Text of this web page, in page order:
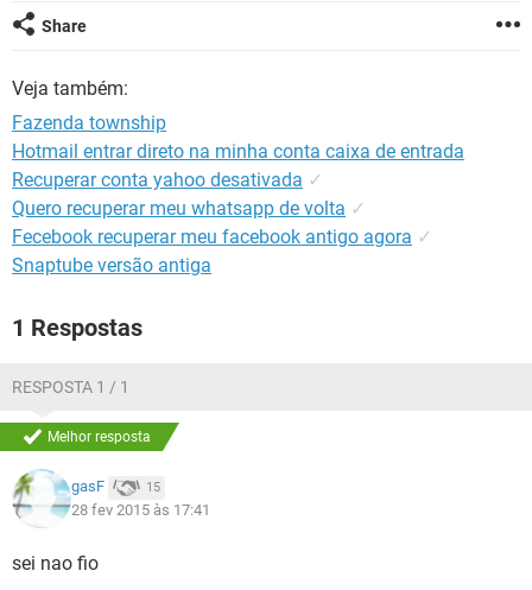
Share
Veja também:
Fazenda township
Hotmail entrar direto na minha conta caixa de entrada
Recuperar conta yahoo desativada ✓
Quero recuperar meu whatsapp de volta ✓
Fecebook recuperar meu facebook antigo agora ✓
Snaptube versão antiga
1 Respostas
RESPOSTA 1 / 1
Melhor resposta
gasF 15
28 fev 2015 às 17:41
sei nao fio